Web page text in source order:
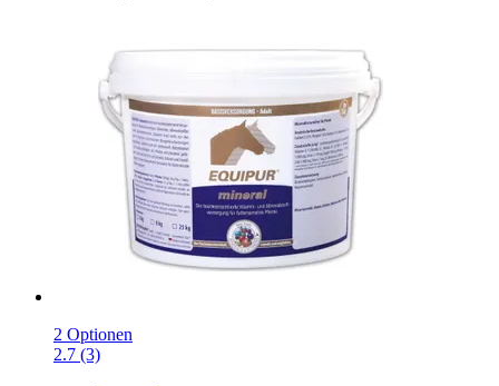
2 Optionen
2.7 (3)